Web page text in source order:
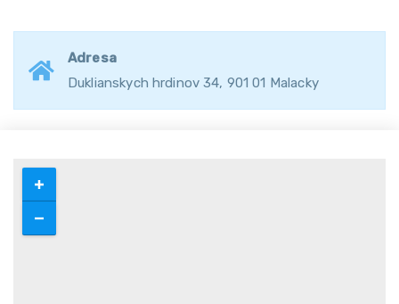
Adresa
Duklianskych hrdinov 34, 901 01 Malacky